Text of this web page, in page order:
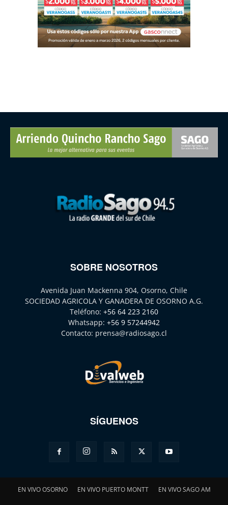
SOBRE NOSOTROS
Avenida Juan Mackenna 904, Osorno, Chile
SOCIEDAD AGRICOLA Y GANADERA DE OSORNO A.G.
Teléfono: +56 64 223 2160
Whatsapp: +56 9 57244942
Contacto: prensa@radiosago.cl
SÍGUENOS
EN VIVO OSORNO EN VIVO PUERTO MONTT EN VIVO SAGO AM